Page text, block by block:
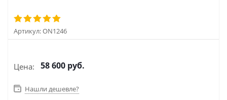
Артикул:ON1246
Цена: 58 600 руб.
Нашли дешевле?